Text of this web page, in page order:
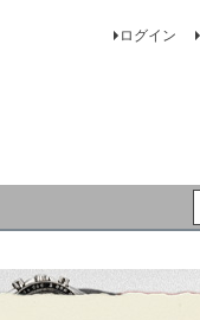
ログイン